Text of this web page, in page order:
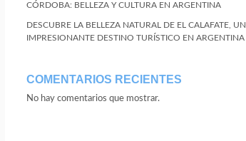
CÓRDOBA: BELLEZA Y CULTURA EN ARGENTINA
DESCUBRE LA BELLEZA NATURAL DE EL CALAFATE, UN
IMPRESIONANTE DESTINO TURÍSTICO EN ARGENTINA
COMENTARIOS RECIENTES
No hay comentarios que mostrar.